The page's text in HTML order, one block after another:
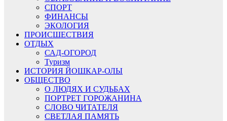
СПОРТ
ФИНАНСЫ
ЭКОЛОГИЯ
ПРОИСШЕСТВИЯ
ОТДЫХ
САД-ОГОРОД
Туризм
ИСТОРИЯ ЙОШКАР-ОЛЫ
ОБЩЕСТВО
О ЛЮДЯХ И СУДЬБАХ
ПОРТРЕТ ГОРОЖАНИНА
СЛОВО ЧИТАТЕЛЯ
СВЕТЛАЯ ПАМЯТЬ